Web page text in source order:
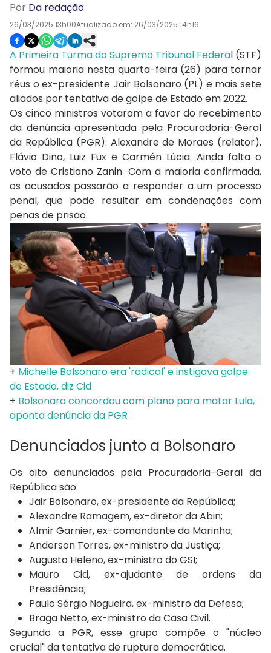
Por Da redação.
26/03/2025 13h00Atualizado em: 26/03/2025 14h16
A Primeira Turma do Supremo Tribunal Federal (STF)
formou maioria nesta quarta-feira (26) para tornar
réus o ex-presidente Jair Bolsonaro (PL) e mais sete
aliados por tentativa de golpe de Estado em 2022.
Os cinco ministros votaram a favor do recebimento
da denúncia apresentada pela Procuradoria-Geral
da República (PGR): Alexandre de Moraes (relator),
Flávio Dino, Luiz Fux e Carmén Lúcia. Ainda falta o
voto de Cristiano Zanin. Com a maioria confirmada,
os acusados passarão a responder a um processo
penal, que pode resultar em condenações com
penas de prisão.
+ Michelle Bolsonaro era 'radical' e instigava golpe
de Estado, diz Cid
+ Bolsonaro concordou com plano para matar Lula,
aponta denúncia da PGR
Denunciados junto a Bolsonaro
Os oito denunciados pela Procuradoria-Geral da
República são:
Jair Bolsonaro, ex-presidente da República;
Alexandre Ramagem, ex-diretor da Abin;
Almir Garnier, ex-comandante da Marinha;
Anderson Torres, ex-ministro da Justiça;
Augusto Heleno, ex-ministro do GSI;
Mauro Cid, ex-ajudante de ordens da
Presidência;
Paulo Sérgio Nogueira, ex-ministro da Defesa;
Braga Netto, ex-ministro da Casa Civil.
Segundo a PGR, esse grupo compõe o "núcleo
crucial" da tentativa de ruptura democrática.